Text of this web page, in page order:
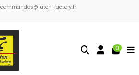
commandes@futon-factory.fr
0